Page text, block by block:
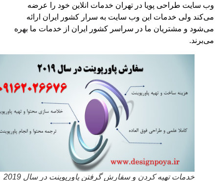
طراحی پویا در تهران خدمات انلاین خود را عرضه
ولی خدمات این وب سایت به سرار کشور ایران ارائه
و مشتریان ما در سراسر کشور ایران از خدمات ما بهره
خدمات تهیه کردن و سفارش گرفتن پاورپوینت در سال 2019